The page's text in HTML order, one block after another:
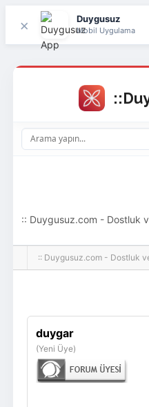
× Duygusuz
Mobil Uygulama
:: Duygusuz.com - Dostluk
hoş geldin ziyaretçi!
:: Duygusuz.com - Dostluk
duygar
(Yeni Üye)